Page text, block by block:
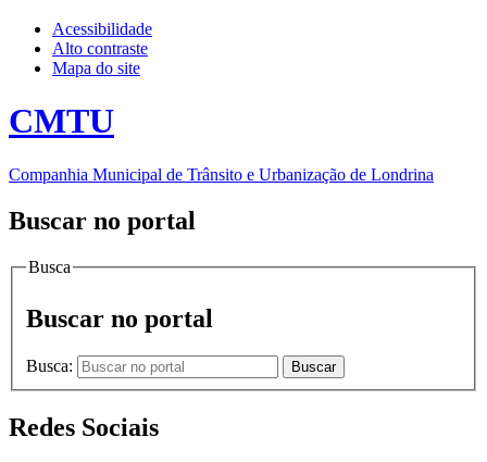
Acessibilidade
Alto contraste
Mapa do site
CMTU
Companhia Municipal de Trânsito e Urbanização de Londrina
Buscar no portal
Busca
Buscar no portal
Busca: Buscar
Redes Sociais